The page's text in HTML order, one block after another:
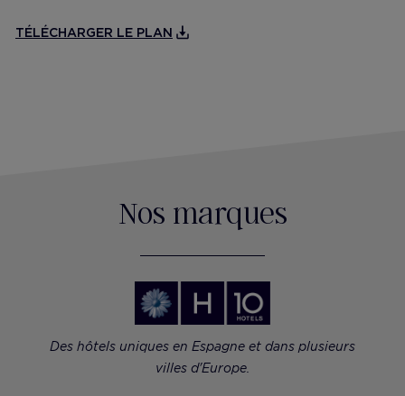
TÉLÉCHARGER LE PLAN
Nos marques
Des hôtels uniques en Espagne et dans plusieurs
villes d'Europe.